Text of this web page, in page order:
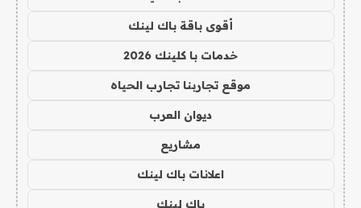
أقوى باقة باك لينك
خدمات با كلينك 2026
موقع تجاربنا تجارب الحياه
ديوان العرب
مشاريع
اعلانات باك لينك
باك لينك